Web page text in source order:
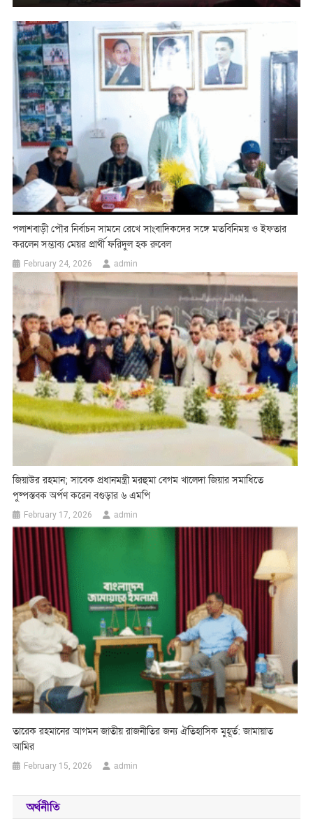
পলাশবাড়ী পৌর নির্বাচন সামনে রেখে সাংবাদিকদের সঙ্গে মতবিনিময় ও ইফতার
করলেন সম্ভাব্য মেয়র প্রার্থী ফরিদুল হক রুবেল
February 24, 2026 admin
জিয়াউর রহমান; সাবেক প্রধানমন্ত্রী মরহুমা বেগম খালেদা জিয়ার সমাধিতে
পুষ্পস্তবক অর্পণ করেন বগুড়ার ৬ এমপি
February 17, 2026 admin
তারেক রহমানের আগমন জাতীয় রাজনীতির জন্য ঐতিহাসিক মুহূর্ত: জামায়াত
আমির
February 15, 2026 admin
অর্থনীতি